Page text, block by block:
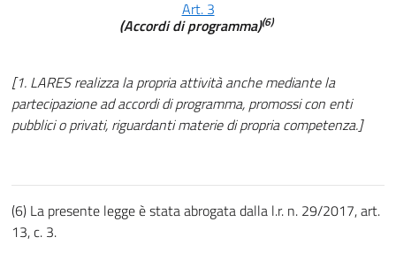
Art. 3
(Accordi di programma)(6)
[1. LARES realizza la propria attività anche mediante la
partecipazione ad accordi di programma, promossi con enti
pubblici o privati, riguardanti materie di propria competenza.]
(6) La presente legge è stata abrogata dalla l.r. n. 29/2017, art.
13, c. 3.